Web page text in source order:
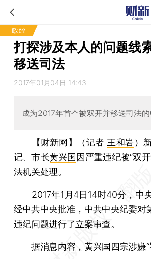
政经
打探涉及本人的问题线
移送司法
2017年01月04日 14:43
成为2017年首个被双开并移送司法
【财新网】（记者 王和岩）
记、市长黄兴国因严重违纪被“双
法机关处理。
2017年1月4日14时40分，中央
经中共中央批准，中共中央纪委对
违纪问题进行了立案审查。
据消息内容，黄兴国四宗涉嫌“